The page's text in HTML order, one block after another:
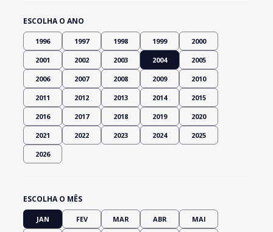
ESCOLHA O ANO
1996 1997 1998 1999 2000
2001 2002 2003 2004 2005
2006 2007 2008 2009 2010
2011 2012 2013 2014 2015
2016 2017 2018 2019 2020
2021 2022 2023 2024 2025
2026
ESCOLHA O MÊS
JAN FEV MAR ABR MAI